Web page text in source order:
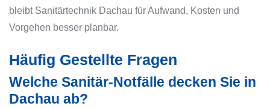
bleibt Sanitärtechnik Dachau für Aufwand, Kosten und
Vorgehen besser planbar.
Häufig Gestellte Fragen
Welche Sanitär-Notfälle decken Sie in
Dachau ab?